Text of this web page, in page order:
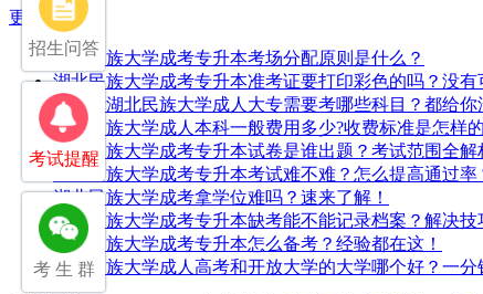
更多>>
湖北民族大学成考专升本考场分配原则是什么？
湖北民族大学成考专升本准考证要打印彩色的吗？没有
中专考湖北民族大学成人大专需要考哪些科目？都给你
湖北民族大学成人本科一般费用多少?收费标准是怎样
湖北民族大学成考专升本试卷是谁出题？考试范围全解
湖北民族大学成考专升本考试难不难？怎么提高通过率
湖北民族大学成考拿学位难吗？速来了解！
湖北民族大学成考专升本缺考能不能记录档案？解决技
湖北民族大学成考专升本怎么备考？经验都在这！
湖北民族大学成人高考和开放大学的大学哪个好？一分
招生问答
考试提醒
考 生 群